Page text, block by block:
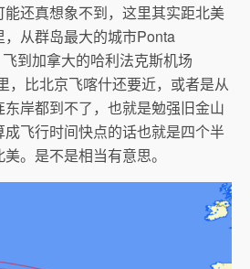
还真想象不到，这里其实距北美
从群岛最大的城市Ponta
到加拿大的哈利法克斯机场
，比北京飞喀什还要近，或者是从
岸都到不了，也就是勉强旧金山
飞行时间快点的话也就是四个半
。是不是相当有意思。